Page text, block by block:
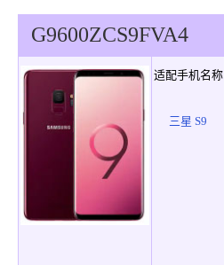
G9600ZCS9FVA4
适配手机名称
三星 S9